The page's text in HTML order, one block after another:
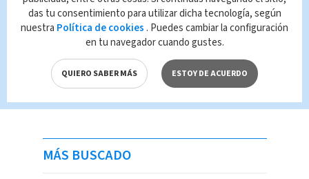
MÁS BUSCADO
das tu consentimiento para utilizar dicha tecnología, según
nuestra Política de cookies . Puedes cambiar la configuración
en tu navegador cuando gustes.
QUIERO SABER MÁS ESTOY DE ACUERDO